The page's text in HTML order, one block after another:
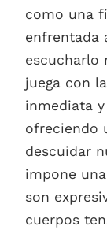
como una
enfrentada
escucharlo
juega con
inmediata
ofreciendo
descuidar
impone
son
cuerpos